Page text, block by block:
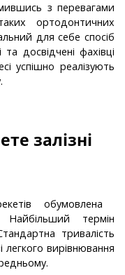
з перевагами
ортодонтичних
для себе спосіб
та досвідчені фахівці
успішно реалізують
залізні
обумовлена
Найбільший термін
тривалість
легкого вирівнювання